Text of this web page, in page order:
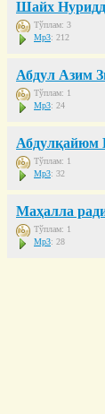
Шайх
Тўплам: 3
Mp3: 212
Абдул Азим
Тўплам: 1
Mp3: 24
Абдулқайюм
Тўплам: 1
Mp3: 32
Маҳалла
Тўплам: 1
Mp3: 28